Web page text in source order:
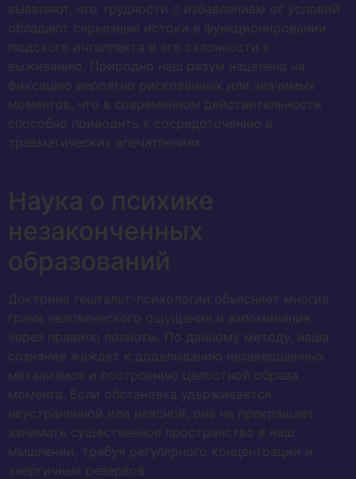
выявляют, что трудности с избавлением от условий
обладают серьезные истоки в функционировании
людского интеллекта и его склонности к
выживанию. Природно наш разум нацелена на
фиксацию вероятно рискованных или значимых
моментов, что в современном действительности
способно приводить к сосредоточению в
травматических впечатлениях.
Наука о психике
незаконченных
образований
Доктрина гештальт-психологии объясняет многие
грани человеческого ощущения и запоминания
через правило полноты. По данному методу, наша
сознание жаждет к доделыванию незавершенных
механизмов и построению целостной образа
момента. Если обстановка удерживается
неустраненной или неясной, она не прекращает
занимать существенное пространство в наш
мышлении, требуя регулярного концентрации и
энергичных резервов.